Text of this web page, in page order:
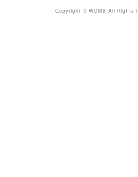
Copyright © WOMB All Rights